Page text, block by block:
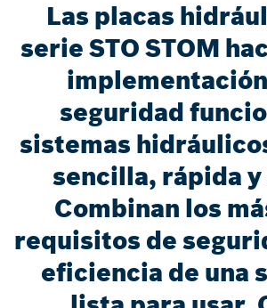
Las placas
serie STO STOM
seguridad
sistemas
sencilla, rápida
Combinan los
requisitos de
eficiencia de una